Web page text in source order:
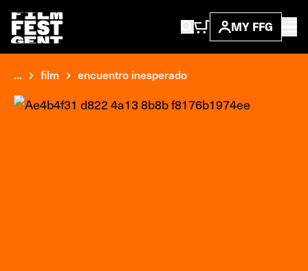
MY FFG
... film encuentro inesperado